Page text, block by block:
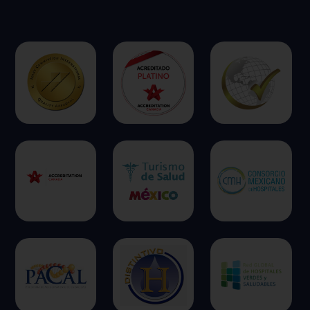
Permitir todas
Sistema de personalización de cookies
Cookies dirigidas
Cookies de funcionalidad
Cookies de rendimiento